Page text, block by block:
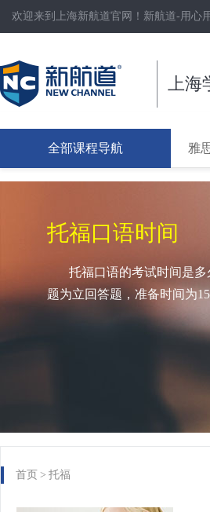
欢迎来到上海新航道官网！新航道-用心
上海
全部课程导航 雅
托福口语时间
托福口语的考试时间是
题为立回答题，准备时间为
首页 > 托福